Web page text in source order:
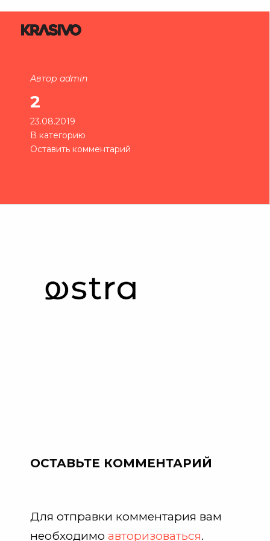
Автор admin
2
23.08.2019
В категорию
Оставить комментарий
ОСТАВЬТЕ КОММЕНТАРИЙ
Для отправки комментария вам
необходимо авторизоваться.